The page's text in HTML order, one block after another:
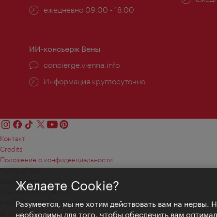
Часы
ежедневно 09:00 - 18:00
ИИ-консьерж Вены
concierge.vienna.info
Информация круглосуточно
Контакт
Credits
Положение о конфиденциальности
Terms of Use
Доступность
Контакты для прессы
Настройки файлов Cookie
© Copyright WienTourismus
Желаете Cookie?
Разумеется, мы не хотим действовать вам на нервы.
необходимы для того, чтобы обеспечить вам